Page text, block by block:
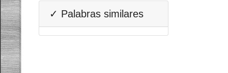
✓ Palabras similares